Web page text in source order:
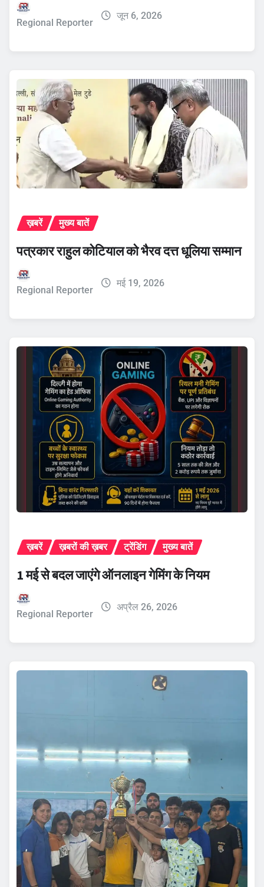
Regional Reporter
जून 6, 2026
ख़बरें मुख्य बातें
पत्रकार राहुल कोटियाल को भैरव दत्त धूलिया सम्मान
Regional Reporter
मई 19, 2026
ख़बरें ख़बरों की ख़बर ट्रेंडिंग मुख्य बातें
1 मई से बदल जाएंगे ऑनलाइन गेमिंग के नियम
Regional Reporter
अप्रैल 26, 2026